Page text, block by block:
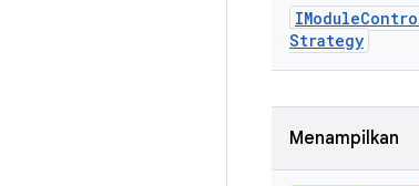
IModule
Strategy
Menampilkan